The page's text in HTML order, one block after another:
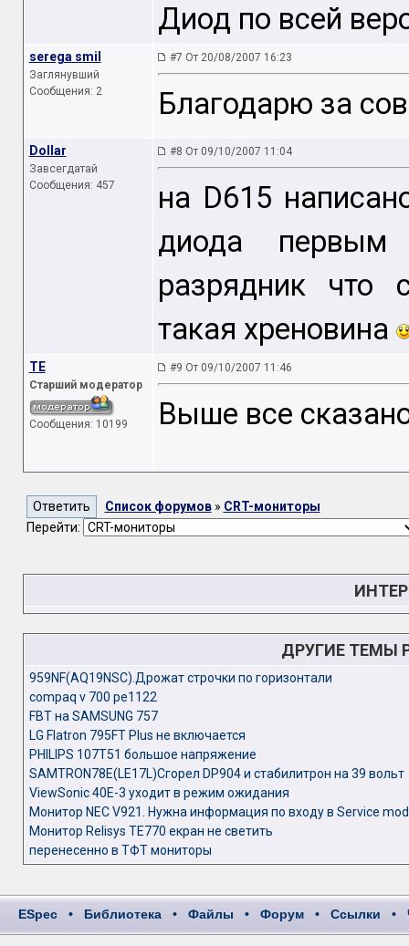
Диод по всей
serega smil
Заглянувший
Сообщения: 2
#7 От 20/08/2007 16:23
Благодарю за
Dollar
Завсегдатай
Сообщения: 457
#8 От 09/10/2007 11:04
на D615
диода первым
разрядник что
такая хреновина
TE
Старший модератор
Сообщения: 10199
#9 От 09/10/2007 11:46
Выше все
Список форумов» CRT-мониторы
Перейти:
ДРУГИЕ ТЕМЫ
959NF(AQ19NSC).Дрожат строчки по горизонтали
compaq v 700 pe1122
FBT на SAMSUNG 757
LG Flatron 795FT Plus не включается
PHILIPS 107T51 большое напряжение
SAMTRON78E(LE17L)Сгорел DP904 и стабилитрон на 39 вольт
ViewSonic 40E-3 уходит в режим ожидания
Монитор NEC V921. Нужна информация по входу в Service
Монитор Relisys TE770 екран не светить
перенесенно в ТФТ мониторы
ESpec • Библиотека • Файлы • Форум • Ссылки •